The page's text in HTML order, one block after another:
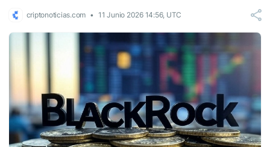
criptonoticias.com 11 Junio 2026 14:56, UTC